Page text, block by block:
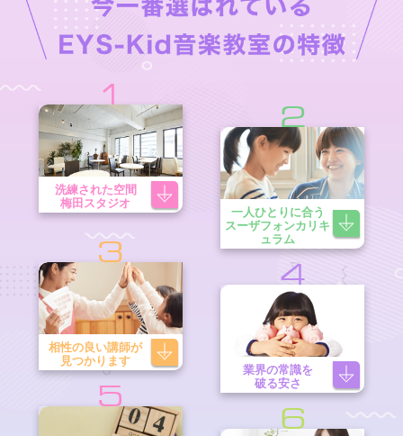
1
洗練された空間
梅田スタジオ
2
一人ひとりに合う
スーザフォンカリキ
ュラム
3
相性の良い講師が
見つかります
4
業界の常識を
破る安さ
5
6